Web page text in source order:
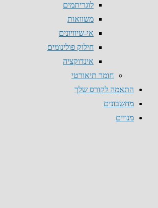
לוגריתמים
משוואות
אי-שיוויונים
חילוק פולינומים
אינדוקציה
חומר תיאורטי
התאמה לקורס שלך
מחשבונים
מנויים